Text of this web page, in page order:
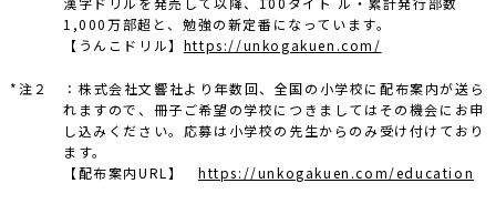
1,000万部超と、勉強の新定番になっています。
【うんこドリル】 https://unkogakuen.com/
*注２ ：株式会社文響社より年数回、全国の小学校に配布案内が送ら
れますので、冊子ご希望の学校につきましてはその機会にお申
し込みください。応募は小学校の先生からのみ受け付けており
ます。
【配布案内URL】 https://unkogakuen.com/education